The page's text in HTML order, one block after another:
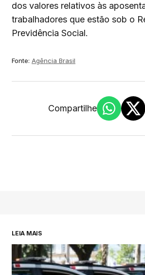
dos valores relativos às
trabalhadores que estão sob o
Previdência Social.
Fonte: Agência Brasil
Compartilhe
LEIA MAIS